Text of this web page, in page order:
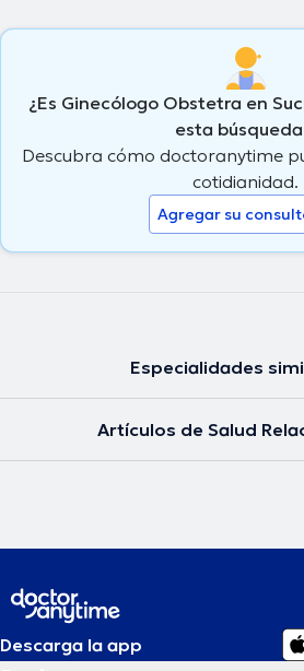
¿Es Ginecólogo Obstetra en
esta búsqueda
Descubra cómo doctoranytime
cotidianidad.
Agregar su
Especialidades
Artículos de Salud
Descarga la app